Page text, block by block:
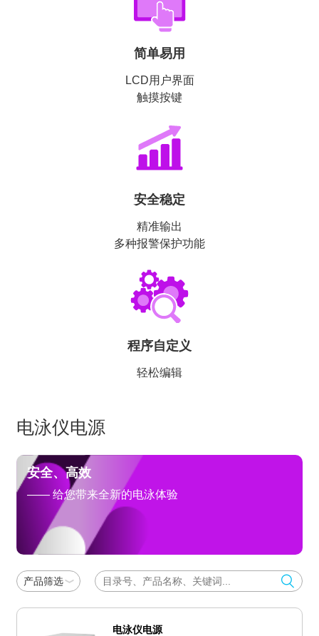
简单易用
LCD用户界面
触摸按键
安全稳定
精准输出
多种报警保护功能
程序自定义
轻松编辑
电泳仪电源
安全、高效
—— 给您带来全新的电泳体验
产品筛选
电泳仪电源